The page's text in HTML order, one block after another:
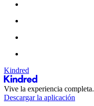
Kindred
Vive la experiencia completa.
Descargar la aplicación